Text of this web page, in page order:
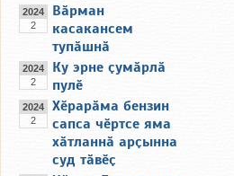
2024
2
Вӑрман
касакансем
тупӑшнӑ
2024
2
Ку эрне ҫумӑрлӑ
пулӗ
2024
2
Хӗрарӑма бензин
сапса чӗртсе яма
хӑтланнӑ арҫынна
суд тӑвӗҫ